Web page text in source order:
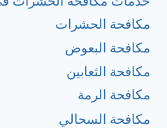
مكافحة الحشرات
مكافحة البعوض
مكافحة الثعابين
مكافحة الرمة
مكافحة السحالي